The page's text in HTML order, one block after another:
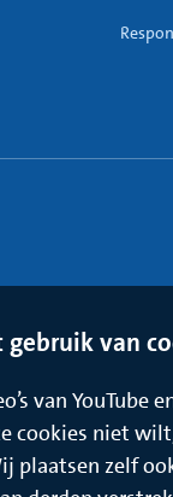
van
van
cookies niet
plaatsen zelf